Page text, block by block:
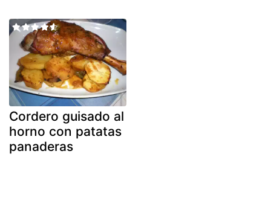
Cordero guisado al
horno con patatas
panaderas